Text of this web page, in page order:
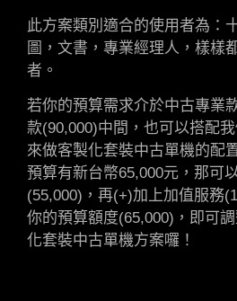
此方案類別適合的使用者為：
圖，文書，專業經理人，樣樣
者。
若你的預算需求介於中古專業
款(90,000)中間，也可以搭配
來做客製化套裝中古單機的配
預算有新台幣65,000元，那可
(55,000)，再(+)加上加值服務
你的預算額度(65,000)，即可
化套裝中古單機方案囉！